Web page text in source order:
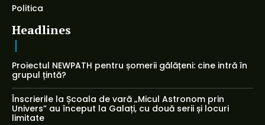
Politica
Headlines
Proiectul NEWPATH pentru șomerii gălățeni: cine intră în
grupul țintă?
Înscrierile la Școala de vară „Micul Astronom prin
Univers” au început la Galați, cu două serii și locuri
limitate